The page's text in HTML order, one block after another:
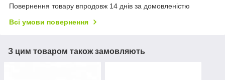
Повернення товару впродовж 14 днів за домовленістю
Всі умови повернення
З цим товаром також замовляють